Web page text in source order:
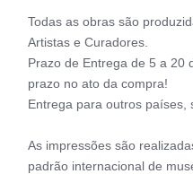
Todas as obras são
Artistas e Curadores.
Prazo de Entrega de 5 a 20
prazo no ato da compra!
Entrega para outros países,
As impressões são
padrão internacional de